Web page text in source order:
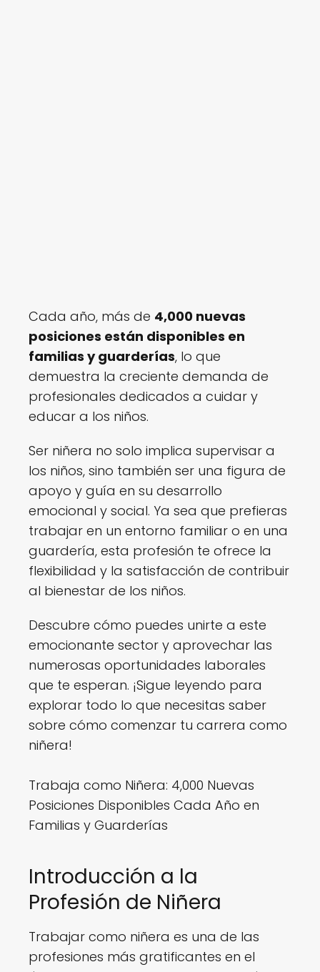
Cada año, más de 4,000 nuevas
posiciones están disponibles en
familias y guarderías, lo que
demuestra la creciente demanda de
profesionales dedicados a cuidar y
educar a los niños.
Ser niñera no solo implica supervisar a
los niños, sino también ser una figura de
apoyo y guía en su desarrollo
emocional y social. Ya sea que prefieras
trabajar en un entorno familiar o en una
guardería, esta profesión te ofrece la
flexibilidad y la satisfacción de contribuir
al bienestar de los niños.
Descubre cómo puedes unirte a este
emocionante sector y aprovechar las
numerosas oportunidades laborales
que te esperan. ¡Sigue leyendo para
explorar todo lo que necesitas saber
sobre cómo comenzar tu carrera como
niñera!
Trabaja como Niñera: 4,000 Nuevas
Posiciones Disponibles Cada Año en
Familias y Guarderías
Introducción a la
Profesión de Niñera
Trabajar como niñera es una de las
profesiones más gratificantes en el